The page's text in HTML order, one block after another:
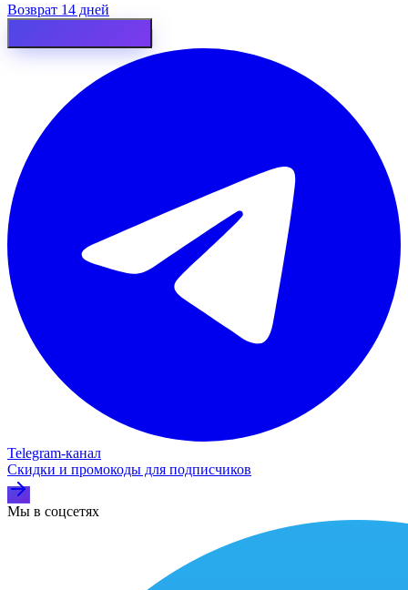
Возврат 14 дней
Telegram‑канал
Скидки и промокоды для подписчиков
Мы в соцсетях